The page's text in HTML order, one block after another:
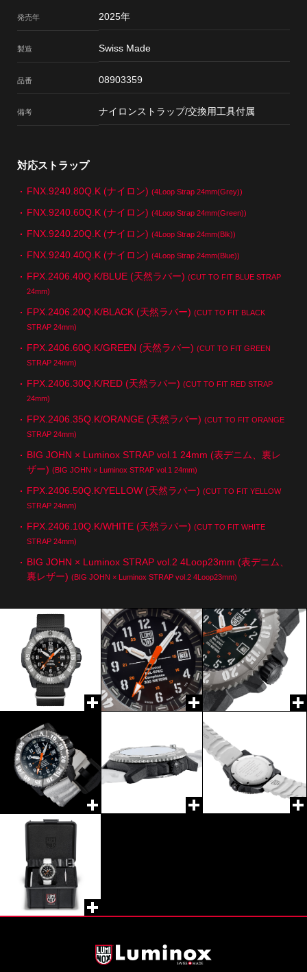
発売年 2025年
製造 Swiss Made
品番 08903359
備考 ナイロンストラップ/交換用工具付属
対応ストラップ
FNX.9240.80Q.K (ナイロン) (4Loop Strap 24mm(Grey))
FNX.9240.60Q.K (ナイロン) (4Loop Strap 24mm(Green))
FNX.9240.20Q.K (ナイロン) (4Loop Strap 24mm(Blk))
FNX.9240.40Q.K (ナイロン) (4Loop Strap 24mm(Blue))
FPX.2406.40Q.K/BLUE (天然ラバー) (CUT TO FIT BLUE STRAP
24mm)
FPX.2406.20Q.K/BLACK (天然ラバー) (CUT TO FIT BLACK
STRAP 24mm)
FPX.2406.60Q.K/GREEN (天然ラバー) (CUT TO FIT GREEN
STRAP 24mm)
FPX.2406.30Q.K/RED (天然ラバー) (CUT TO FIT RED STRAP
24mm)
FPX.2406.35Q.K/ORANGE (天然ラバー) (CUT TO FIT ORANGE
STRAP 24mm)
BIG JOHN × Luminox STRAP vol.1 24mm (表デニム、裏レ
ザー) (BIG JOHN × Luminox STRAP vol.1 24mm)
FPX.2406.50Q.K/YELLOW (天然ラバー) (CUT TO FIT YELLOW
STRAP 24mm)
FPX.2406.10Q.K/WHITE (天然ラバー) (CUT TO FIT WHITE
STRAP 24mm)
BIG JOHN × Luminox STRAP vol.2 4Loop23mm (表デニム、
裏レザー) (BIG JOHN × Luminox STRAP vol.2 4Loop23mm)